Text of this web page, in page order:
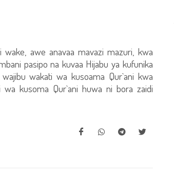
awe anavaa mavazi mazuri, kwa
pasipo na kuvaa Hijabu ya kufunika
wakati wa kusoama Qur`ani kwa
kusoma Qur`ani huwa ni bora zaidi